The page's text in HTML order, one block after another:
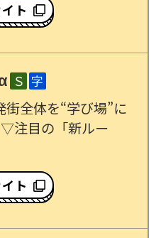
ト
Ｓ 字
全体を“学び場”に
注目の「新ルー
ト